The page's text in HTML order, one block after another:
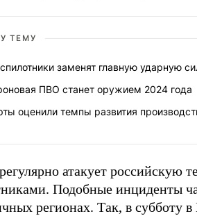
ТЕМУ
заменят главную ударную
ПВО станет оружием 2024 года
оценили темпы развития
атакует российскую
Подобные инциденты
регионах. Так, в субботу в